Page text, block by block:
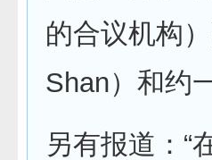
的合议机构
Shan）和约
另有报道：“